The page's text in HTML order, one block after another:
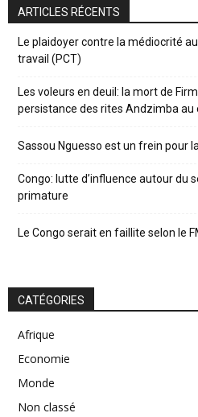
ARTICLES RÉCENTS
Le plaidoyer contre la médiocrité
travail (PCT)
Les voleurs en deuil: la mort de
persistance des rites Andzimba au
Sassou Nguesso est un frein pour
Congo: lutte d’influence autour du
primature
Le Congo serait en faillite selon le
CATÉGORIES
Afrique
Economie
Monde
Non classé